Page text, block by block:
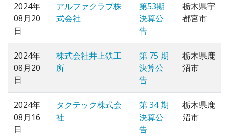
2024年
08月20
日
アルファクラブ株
式会社
第53期
決算公
告
栃木県宇
都宮市
2024年
08月20
日
株式会社井上鉄工
所
第 75 期
決算公
告
栃木県鹿
沼市
2024年
08月16
日
タクテック株式会
社
第 34 期
決算公
告
栃木県鹿
沼市